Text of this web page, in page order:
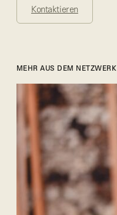
Kontaktieren
MEHR AUS DEM NETZWERK